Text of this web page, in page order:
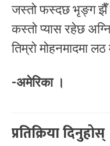
जस्तो फस्दछ भृङ्ग झैँ
कस्तो प्यास रहेछ
तिम्रो मोहनमादमा
-अमेरिका ।
प्रतिक्रिया दिनुहोस्